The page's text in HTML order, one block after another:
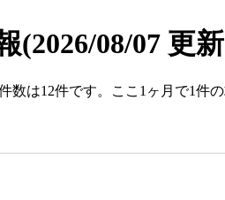
(2026/08/07 更
は12件です。ここ1ヶ月で1件